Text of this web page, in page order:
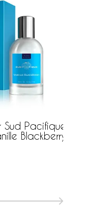
Pacifique
Blackberry